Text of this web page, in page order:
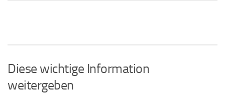
Diese wichtige Information
weitergeben